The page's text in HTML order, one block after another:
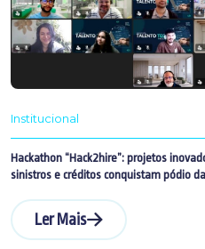
Institucional
Hackathon “Hack2hire”: projetos
sinistros e créditos conquistam pódio
Ler Mais